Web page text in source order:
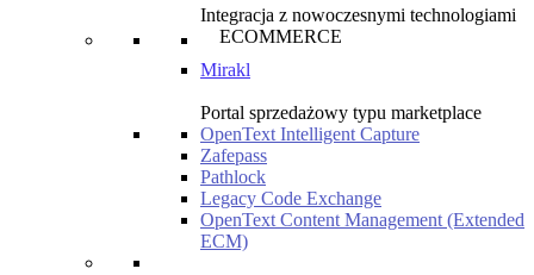
Integracja z nowoczesnymi technologiami
ECOMMERCE
Mirakl
Portal sprzedażowy typu marketplace
OpenText Intelligent Capture
Zafepass
Pathlock
Legacy Code Exchange
OpenText Content Management (Extended
ECM)